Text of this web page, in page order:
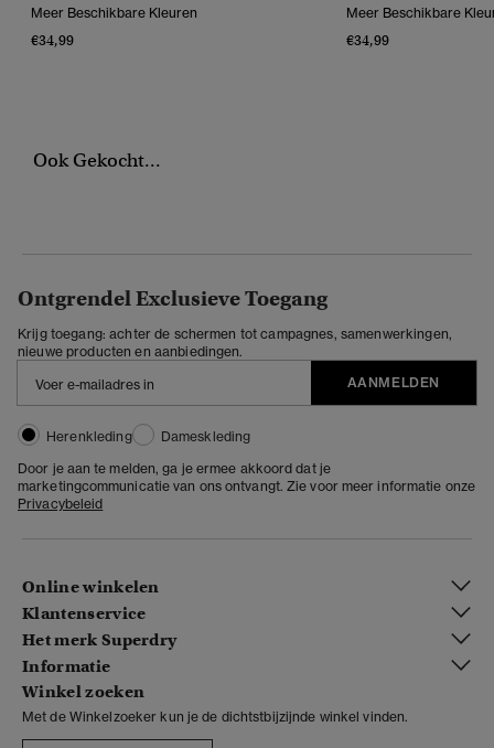
Meer Beschikbare Kleuren
€34,99
Meer Beschikbare
€34,99
Ook Gekocht...
Ontgrendel Exclusieve Toegang
Krijg toegang: achter de schermen tot campagnes, samenwerkingen,
nieuwe producten en aanbiedingen.
AANMELDEN
Herenkleding
Dameskleding
Door je aan te melden, ga je ermee akkoord dat je
marketingcommunicatie van ons ontvangt. Zie voor meer informatie onze
Privacybeleid
Online winkelen
Klantenservice
Het merk Superdry
Informatie
Winkel zoeken
Met de Winkelzoeker kun je de dichtstbijzijnde winkel vinden.